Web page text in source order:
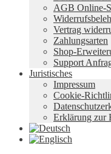
AGB Online-
Vertrag
Zahlungsarten
Shop-
Support
Juristisches
Impressum
Cookie-
Erklärung zur